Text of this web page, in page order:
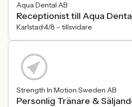
Aqua Dental AB
Receptionist till Aqua
Karlstad4/8 – tillsvidare
Strength In Motion Sweden AB
Personlig Tränare &